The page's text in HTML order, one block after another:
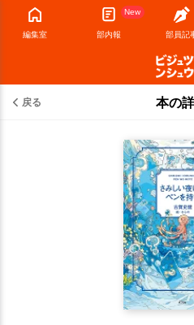
編集室
New
部内報 部員記
戻る 本の